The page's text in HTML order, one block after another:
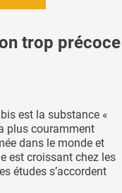
trop précoce
est la substance «
plus couramment
dans le monde et
est croissant chez les
études s’accordent